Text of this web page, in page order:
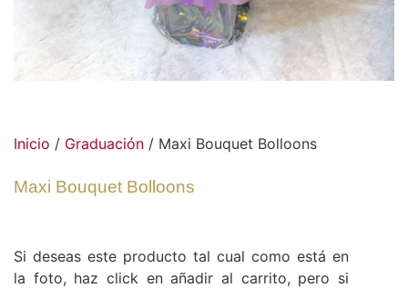
Inicio / Graduación / Maxi Bouquet Bolloons
Maxi Bouquet Bolloons
Si deseas este producto tal cual como está en
la foto, haz click en añadir al carrito, pero si